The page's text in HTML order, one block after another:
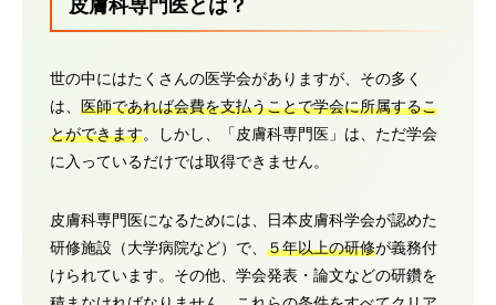
皮膚科専門医とは？
世の中にはたくさんの医学会がありますが、その多く
は、 医師であれば会費を支払うことで学会に所属するこ
とができます。しかし、「皮膚科専門医」は、ただ学会
に入っているだけでは取得できません。
皮膚科専門医になるためには、日本皮膚科学会が認めた
研修施設（大学病院など）で、 ５年以上の研修が義務付
けられています。その他、学会発表・論文などの研鑽を